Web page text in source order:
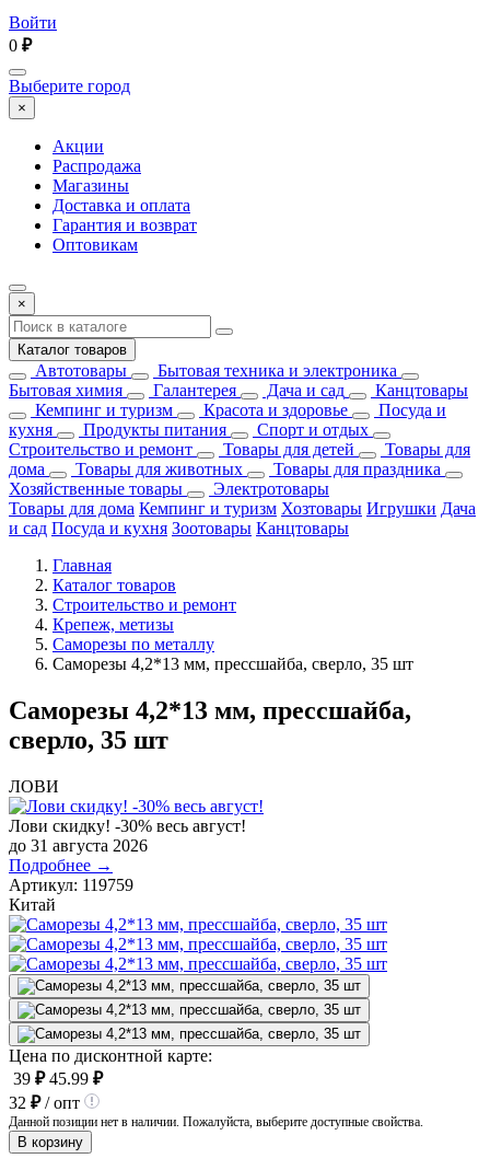
Войти
0 ₽
Выберите город
×
Акции
Распродажа
Магазины
Доставка и оплата
Гарантия и возврат
Оптовикам
×
Каталог товаров
Автотовары
Бытовая техника и электроника
Бытовая химия
Галантерея Дача и сад
Канцтовары
Кемпинг и туризм
Красота и здоровье
Посуда и
кухня
Продукты питания
Спорт и отдых
Строительство и ремонт
Товары для детей
Товары для
дома
Товары для животных
Товары для праздника
Хозяйственные товары
Электротовары
Товары для дома Кемпинг и туризм Хозтовары Игрушки Дача
и сад Посуда и кухня Зоотовары Канцтовары
Главная
Каталог товаров
Строительство и ремонт
Крепеж, метизы
Саморезы по металлу
Саморезы 4,2*13 мм, прессшайба, сверло, 35 шт
Саморезы 4,2*13 мм, прессшайба,
сверло, 35 шт
ЛОВИ
Лови скидку! -30% весь август!
до 31 августа 2026
Подробнее →
Артикул: 119759
Китай
Цена по дисконтной карте:
39 ₽ 45.99 ₽
32 ₽/ опт
Данной позиции нет в наличии. Пожалуйста, выберите доступные свойства.
В корзину